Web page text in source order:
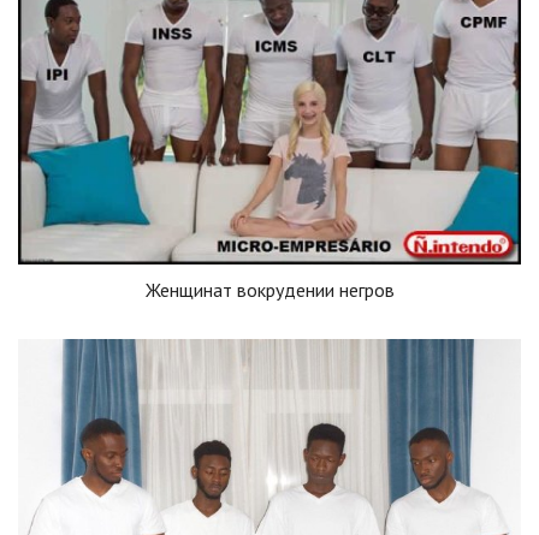
Женщинат вокрудении негров